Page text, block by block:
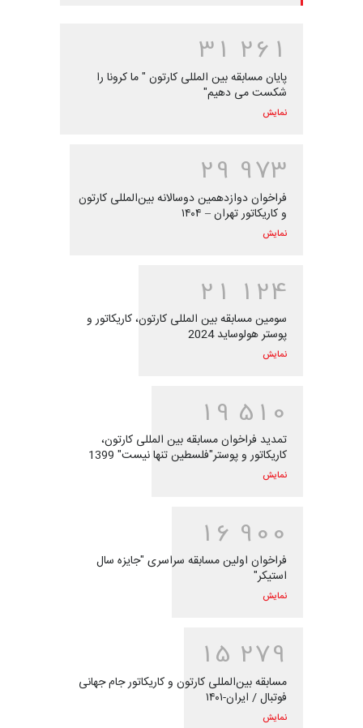
31 26 1
پایان مسابقه بین المللی کارتون " ما کرونا را
شکست می دهیم"
نمایش
29 973
فراخوان دوازدهمین دوسالانه بین‌المللی کارتون
و کاریکاتور تهران – ۱۴۰۴
نمایش
2 1 1 24
سومین مسابقه بین المللی کارتون، کاریکاتور و
پوستر هولوساید 2024
نمایش
1 9 51 0
تمدید فراخوان مسابقه بین المللی کارتون،
کاریکاتور و پوستر"فلسطین تنها نیست" 1399
نمایش
1 6 900
فراخوان اولین مسابقه سراسری "جایزه سال
استیکر"
نمایش
15 279
مسابقه بین‌المللی کارتون و کاریکاتور جام جهانی
فوتبال / ایران-۱۴۰۱
نمایش